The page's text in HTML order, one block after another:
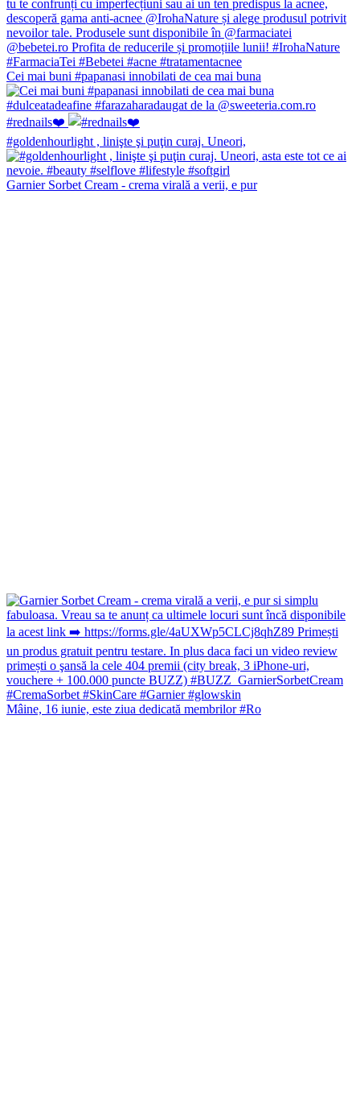
Cei mai buni #papanasi innobilati de cea mai buna
#rednails❤️
#goldenhourlight , linişte şi puţin curaj. Uneori,
Garnier Sorbet Cream - crema virală a verii, e pur
Mâine, 16 iunie, este ziua dedicată membrilor #Ro